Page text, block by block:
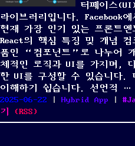
터페이스
라이브러리입니다. Facebook
현재 가장 인기 있는 프론트엔
React의 핵심 특징 및 개념
품인 “컴포넌트”로 나누어
체적인 로직과 UI를 가지며,
한 UI를 구성할 수 있습니다.
이해하기 쉽습니다. 선언적 …
Posted
on
2025-06-22 Categories
Hybrid App
기
on
ReactJS,
(RSS)